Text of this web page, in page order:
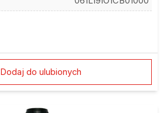
Dodaj do ulubionych